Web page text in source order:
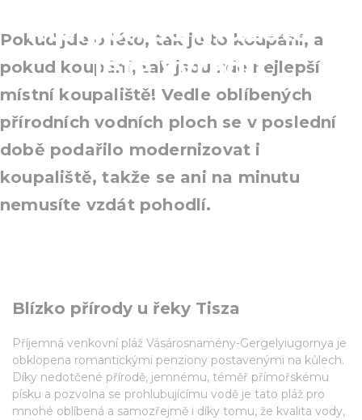
kterých se můžete v
létě vyřádit
Pokud jde o léto, tak je to koupání, a
pokud koupání, tak jsou zde nejlepší
místní koupaliště! Vedle oblíbených
přírodních vodních ploch se v poslední
době podařilo modernizovat i
koupaliště, takže se ani na minutu
nemusíte vzdát pohodlí.
Blízko přírody u řeky Tisza
Příjemná venkovní pláž Vásárosnamény-Gergelyiugornya je
obklopena romantickými penziony postavenými na kůlech.
Díky nedotčené přírodě, jemnému, téměř přímořskému
písku a pozvolna se prohlubujícímu vodě je tato pláž pro
mnohé oblíbená a samozřejmě i díky tomu, že kvalita vody,